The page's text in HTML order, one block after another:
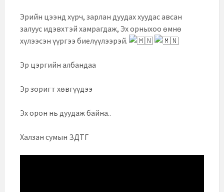
Эрийн цээнд хүрч, зарлан дуудах хуудас авсан
залуус идэвхтэй хамрагдаж, Эх орныхоо өмнө
хүлээсэн үүргээ биелүүлээрэй.
Эр цэргийн албандаа
Эр зоригт хөвгүүдээ
Эх орон нь дуудаж байна..
Халзан сумын ЗДТГ